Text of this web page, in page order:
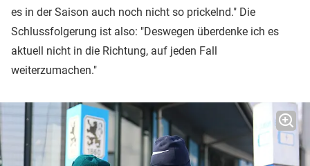
es in der Saison auch noch nicht so prickelnd." Die
Schlussfolgerung ist also: "Deswegen überdenke ich es
aktuell nicht in die Richtung, auf jeden Fall
weiterzumachen."